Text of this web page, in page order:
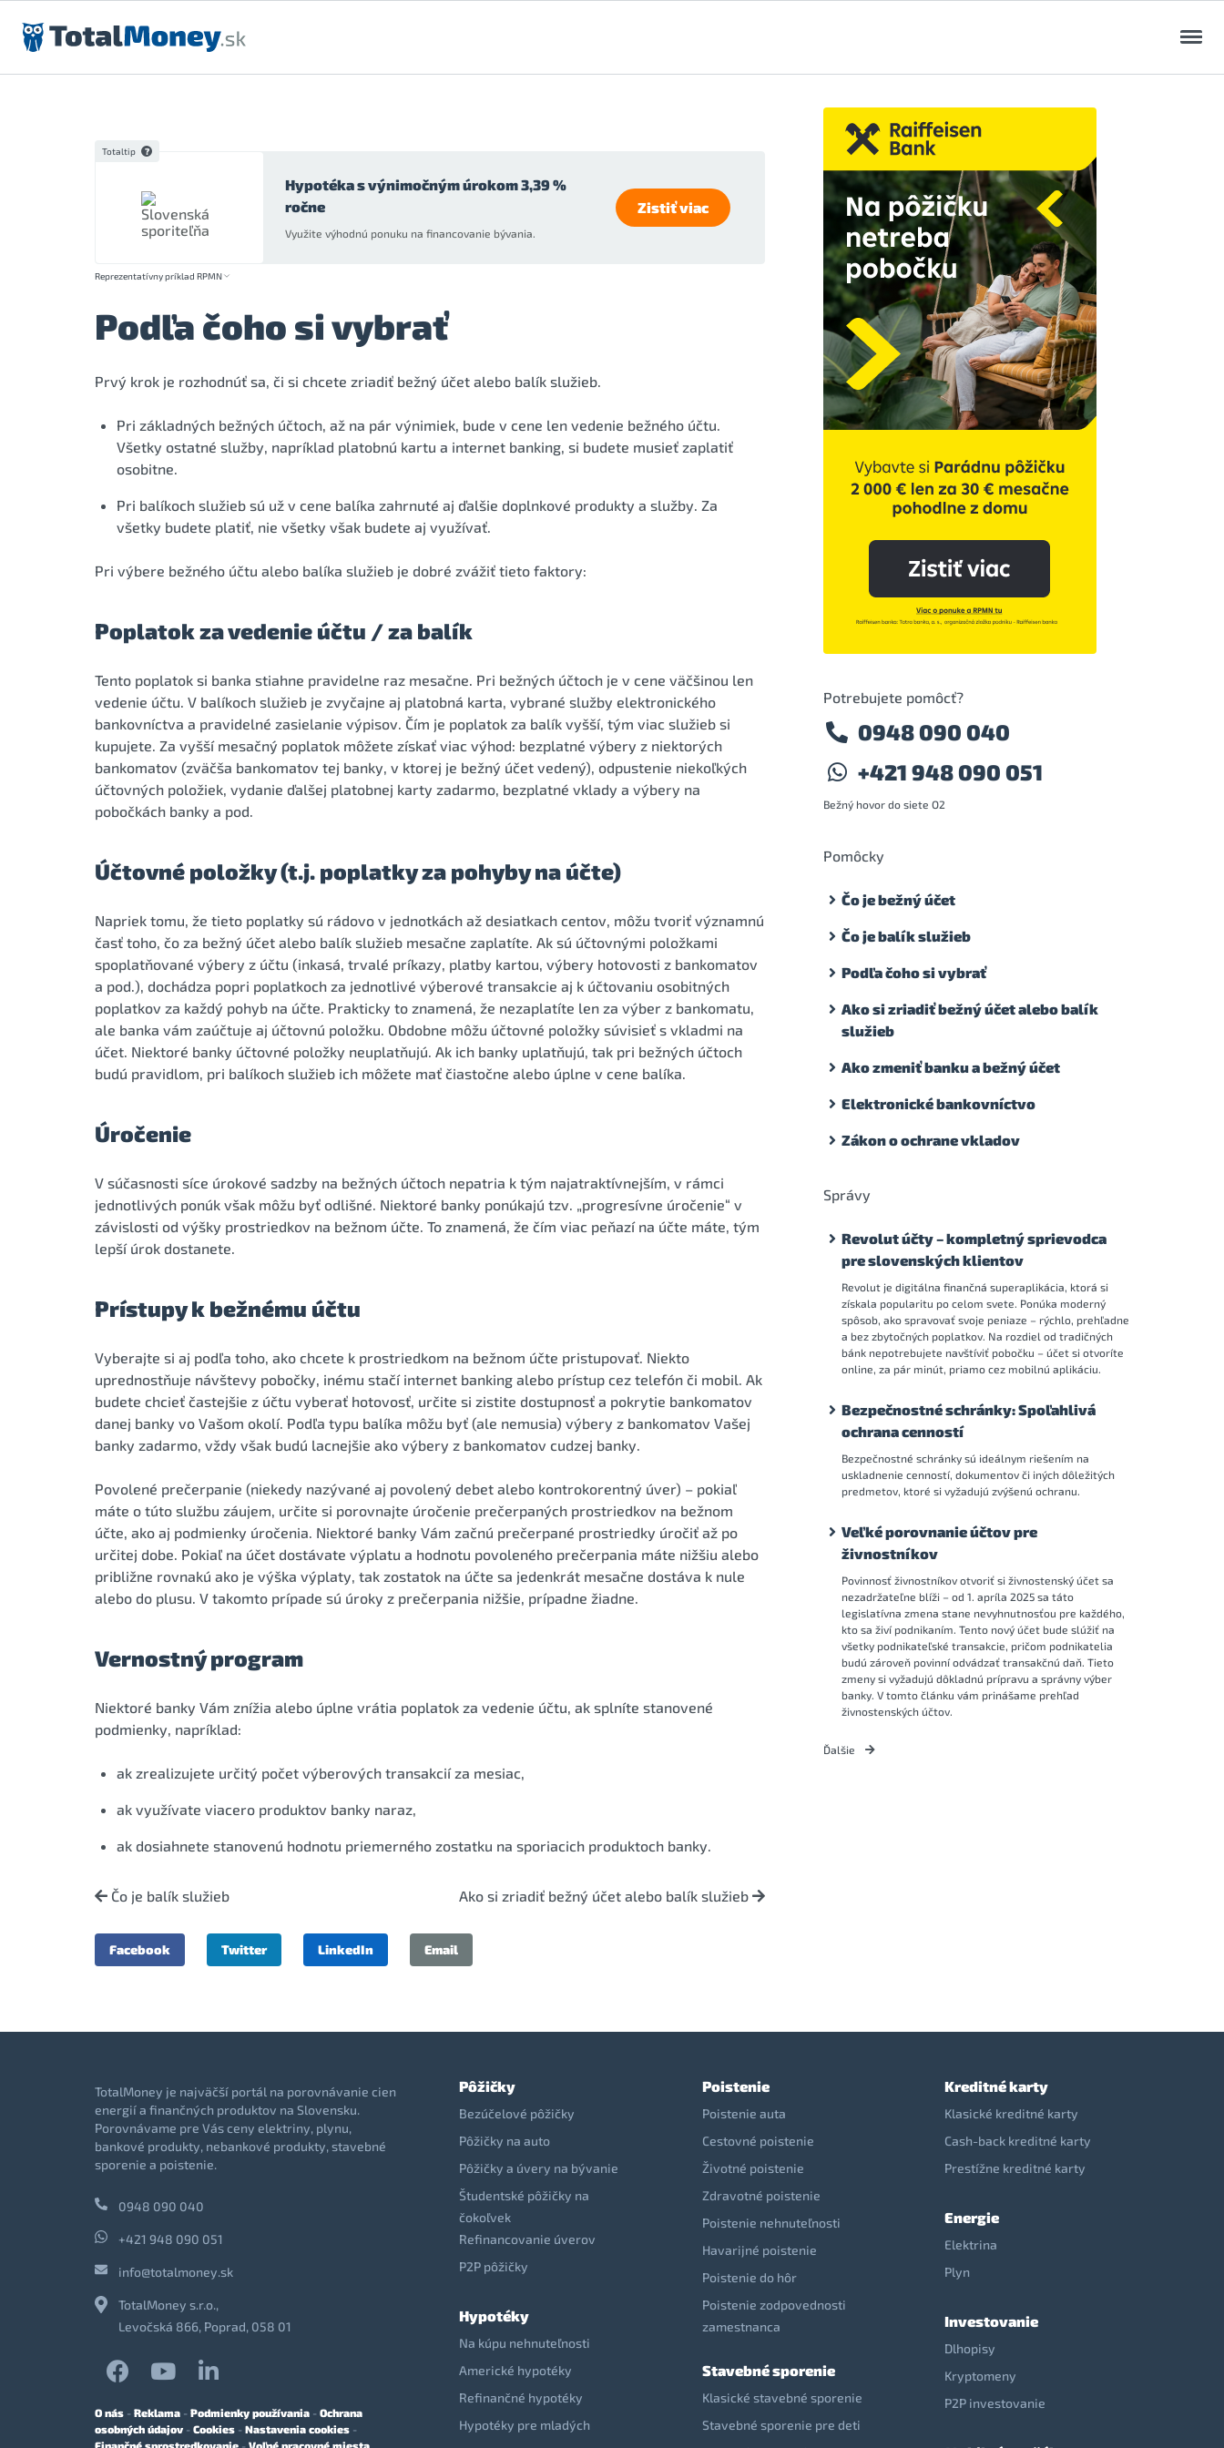
Preskočiť na obsah
Totaltip
Hypotéka s výnimočným úrokom 3,39 %
ročne
Využite výhodnú ponuku na financovanie bývania.
Zistiť viac
Reprezentatívny príklad RPMN
Podľa čoho si vybrať
Prvý krok je rozhodnúť sa, či si chcete zriadiť bežný účet alebo balík služieb.
Pri základných bežných účtoch, až na pár výnimiek, bude v cene len vedenie bežného účtu.
Všetky ostatné služby, napríklad platobnú kartu a internet banking, si budete musieť zaplatiť
osobitne.
Pri balíkoch služieb sú už v cene balíka zahrnuté aj ďalšie doplnkové produkty a služby. Za
všetky budete platiť, nie všetky však budete aj využívať.
Pri výbere bežného účtu alebo balíka služieb je dobré zvážiť tieto faktory:
Poplatok za vedenie účtu / za balík
Tento poplatok si banka stiahne pravidelne raz mesačne. Pri bežných účtoch je v cene väčšinou len
vedenie účtu. V balíkoch služieb je zvyčajne aj platobná karta, vybrané služby elektronického
bankovníctva a pravidelné zasielanie výpisov. Čím je poplatok za balík vyšší, tým viac služieb si
kupujete. Za vyšší mesačný poplatok môžete získať viac výhod: bezplatné výbery z niektorých
bankomatov (zväčša bankomatov tej banky, v ktorej je bežný účet vedený), odpustenie niekoľkých
účtovných položiek, vydanie ďalšej platobnej karty zadarmo, bezplatné vklady a výbery na
pobočkách banky a pod.
Účtovné položky (t.j. poplatky za pohyby na účte)
Napriek tomu, že tieto poplatky sú rádovo v jednotkách až desiatkach centov, môžu tvoriť významnú
časť toho, čo za bežný účet alebo balík služieb mesačne zaplatíte. Ak sú účtovnými položkami
spoplatňované výbery z účtu (inkasá, trvalé príkazy, platby kartou, výbery hotovosti z bankomatov
a pod.), dochádza popri poplatkoch za jednotlivé výberové transakcie aj k účtovaniu osobitných
poplatkov za každý pohyb na účte. Prakticky to znamená, že nezaplatíte len za výber z bankomatu,
ale banka vám zaúčtuje aj účtovnú položku. Obdobne môžu účtovné položky súvisieť s vkladmi na
účet. Niektoré banky účtovné položky neuplatňujú. Ak ich banky uplatňujú, tak pri bežných účtoch
budú pravidlom, pri balíkoch služieb ich môžete mať čiastočne alebo úplne v cene balíka.
Úročenie
V súčasnosti síce úrokové sadzby na bežných účtoch nepatria k tým najatraktívnejším, v rámci
jednotlivých ponúk však môžu byť odlišné. Niektoré banky ponúkajú tzv. „progresívne úročenie“ v
závislosti od výšky prostriedkov na bežnom účte. To znamená, že čím viac peňazí na účte máte, tým
lepší úrok dostanete.
Prístupy k bežnému účtu
Vyberajte si aj podľa toho, ako chcete k prostriedkom na bežnom účte pristupovať. Niekto
uprednostňuje návštevy pobočky, inému stačí internet banking alebo prístup cez telefón či mobil. Ak
budete chcieť častejšie z účtu vyberať hotovosť, určite si zistite dostupnosť a pokrytie bankomatov
danej banky vo Vašom okolí. Podľa typu balíka môžu byť (ale nemusia) výbery z bankomatov Vašej
banky zadarmo, vždy však budú lacnejšie ako výbery z bankomatov cudzej banky.
Povolené prečerpanie (niekedy nazývané aj povolený debet alebo kontrokorentný úver) – pokiaľ
máte o túto službu záujem, určite si porovnajte úročenie prečerpaných prostriedkov na bežnom
účte, ako aj podmienky úročenia. Niektoré banky Vám začnú prečerpané prostriedky úročiť až po
určitej dobe. Pokiaľ na účet dostávate výplatu a hodnotu povoleného prečerpania máte nižšiu alebo
približne rovnakú ako je výška výplaty, tak zostatok na účte sa jedenkrát mesačne dostáva k nule
alebo do plusu. V takomto prípade sú úroky z prečerpania nižšie, prípadne žiadne.
Vernostný program
Niektoré banky Vám znížia alebo úplne vrátia poplatok za vedenie účtu, ak splníte stanovené
podmienky, napríklad:
ak zrealizujete určitý počet výberových transakcií za mesiac,
ak využívate viacero produktov banky naraz,
ak dosiahnete stanovenú hodnotu priemerného zostatku na sporiacich produktoch banky.
Čo je balík služieb Ako si zriadiť bežný účet alebo balík služieb
Facebook Twitter LinkedIn Email
Potrebujete pomôcť?
0948 090 040
+421 948 090 051
Bežný hovor do siete O2
Pomôcky
Čo je bežný účet
Čo je balík služieb
Podľa čoho si vybrať
Ako si zriadiť bežný účet alebo balík
služieb
Ako zmeniť banku a bežný účet
Elektronické bankovníctvo
Zákon o ochrane vkladov
Správy
Revolut účty – kompletný sprievodca
pre slovenských klientov
Revolut je digitálna finančná superaplikácia, ktorá si
získala popularitu po celom svete. Ponúka moderný
spôsob, ako spravovať svoje peniaze – rýchlo, prehľadne
a bez zbytočných poplatkov. Na rozdiel od tradičných
bánk nepotrebujete navštíviť pobočku – účet si otvoríte
online, za pár minút, priamo cez mobilnú aplikáciu.
Bezpečnostné schránky: Spoľahlivá
ochrana cenností
Bezpečnostné schránky sú ideálnym riešením na
uskladnenie cenností, dokumentov či iných dôležitých
predmetov, ktoré si vyžadujú zvýšenú ochranu.
Veľké porovnanie účtov pre
živnostníkov
Povinnosť živnostníkov otvoriť si živnostenský účet sa
nezadržateľne blíži – od 1. apríla 2025 sa táto
legislatívna zmena stane nevyhnutnosťou pre každého,
kto sa živí podnikaním. Tento nový účet bude slúžiť na
všetky podnikateľské transakcie, pričom podnikatelia
budú zároveň povinní odvádzať transakčnú daň. Tieto
zmeny si vyžadujú dôkladnú prípravu a správny výber
banky. V tomto článku vám prinášame prehľad
živnostenských účtov.
Ďalšie
Pôžičky
Bezúčelové pôžičky
Pôžičky na auto
Pôžičky a úvery na bývanie
Študentské pôžičky na
čokoľvek
Refinancovanie úverov
P2P pôžičky
Hypotéky
Na kúpu nehnuteľnosti
Americké hypotéky
Refinančné hypotéky
Hypotéky pre mladých
Poistenie
Poistenie auta
Cestovné poistenie
Životné poistenie
Zdravotné poistenie
Poistenie nehnuteľnosti
Havarijné poistenie
Poistenie do hôr
Poistenie zodpovednosti
zamestnanca
Stavebné sporenie
Klasické stavebné sporenie
Stavebné sporenie pre deti
Kreditné karty
Klasické kreditné karty
Cash-back kreditné karty
Prestížne kreditné karty
Energie
Elektrina
Plyn
Investovanie
Dlhopisy
Kryptomeny
P2P investovanie
TotalMoney je najväčší portál na porovnávanie cien
energií a finančných produktov na Slovensku.
Porovnávame pre Vás ceny elektriny, plynu,
bankové produkty, nebankové produkty, stavebné
sporenie a poistenie.
0948 090 040
+421 948 090 051
info@totalmoney.sk
TotalMoney s.r.o.,
Levočská 866, Poprad, 058 01
O nás - Reklama - Podmienky používania - Ochrana
osobných údajov - Cookies - Nastavenia cookies -
Finančné sprostredkovanie - Voľné pracovné miesta